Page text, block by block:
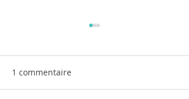
1 commentaire